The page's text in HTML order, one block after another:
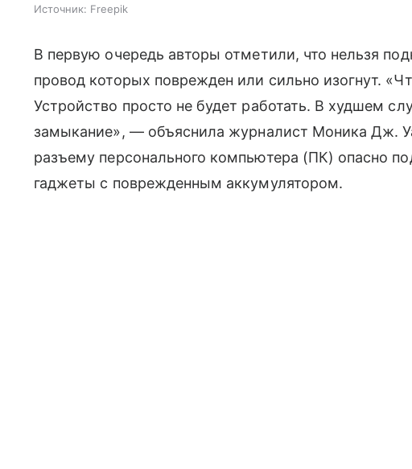
Источник: Freepik
В первую очередь авторы отметили, что нельзя
провод которых поврежден или сильно изогнут.
Устройство просто не будет работать. В худшем
замыкание», — объяснила журналист Моника Дж.
разъему персонального компьютера (ПК) опасно
гаджеты с поврежденным аккумулятором.